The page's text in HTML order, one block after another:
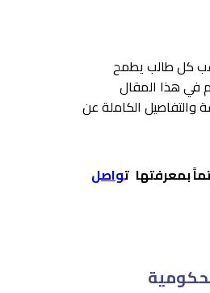
كل طالب يطمح
في هذا المقال
والتفاصيل الكاملة عن
بمعرفتها تواصل